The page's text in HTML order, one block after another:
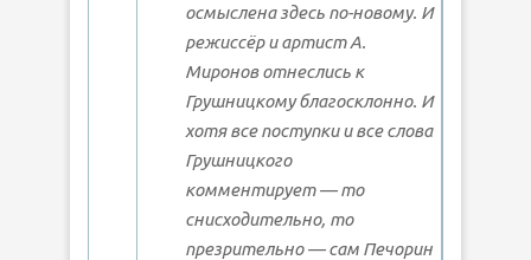
осмыслена здесь по-новому. И
режиссёр и артист А.
Миронов отнеслись к
Грушницкому благосклонно. И
хотя все поступки и все слова
Грушницкого
комментирует — то
снисходительно, то
презрительно — сам Печорин